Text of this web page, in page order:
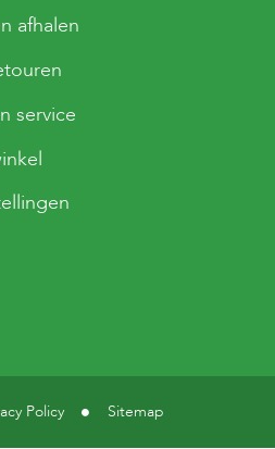
afhalen
service
Policy Sitemap